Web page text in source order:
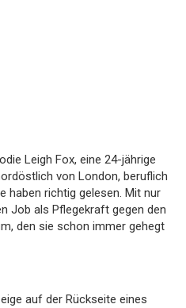
Leigh Fox, eine 24-jährige
von London, beruflich
haben richtig gelesen. Mit nur
Job als Pflegekraft gegen den
den sie schon immer gehegt
auf der Rückseite eines